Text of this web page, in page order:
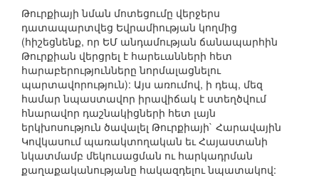
Թուրքիայի նման մոտեցումը վերջերս
դատապարտվեց Եվրամիության կողմից
(հիշեցնենք, որ ԵՄ անդամության ճանապարհին
Թուրքիան վերցրել է հարեւանների հետ
հարաբերությունները նորմալացնելու
պարտավորություն): Այս առումով, ի դեպ, մեզ
համար նպաստավոր իրավիճակ է ստեղծվում
հնարավոր դաշնակիցների հետ լայն
երկխոսություն ծավալել Թուրքիայի` Հարավային
Կովկասում պառակտողական եւ Հայաստանի
նկատմամբ մեկուսացման ու հարկադրման
քաղաքականությանը հակազդելու նպատակով: